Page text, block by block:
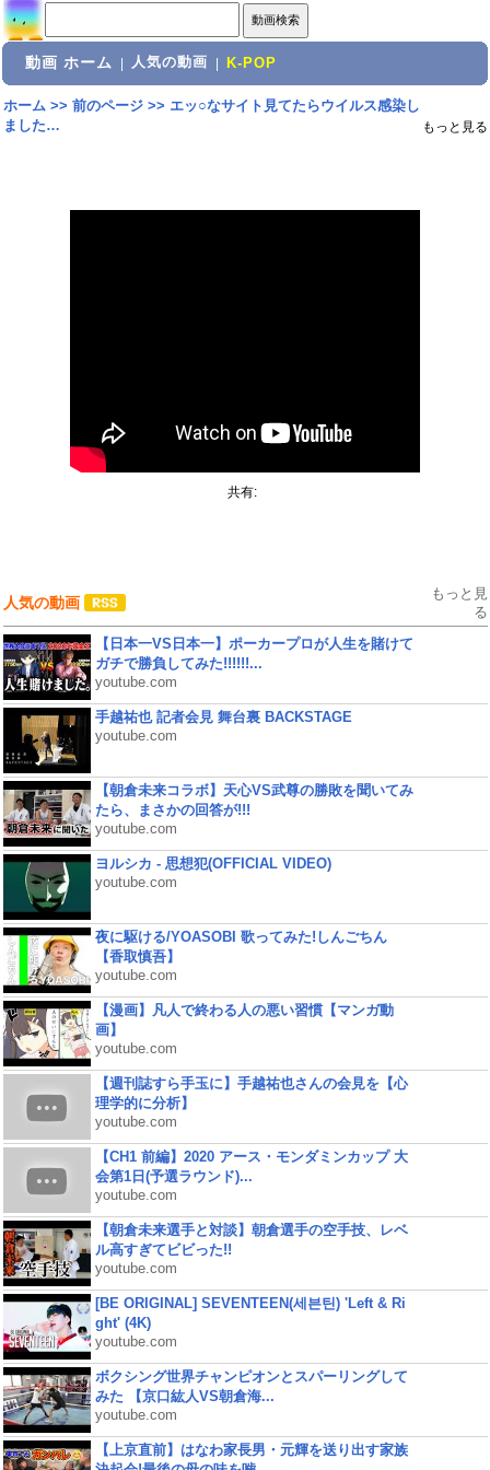
動画 ホーム 人気の動画 K-POP
ホーム>> 前のページ>> エッ○なサイト見てたらウイルス感染し
ました…
もっと見る
共有:
人気の動画
もっと見
る
【日本一VS日本一】ポーカープロが人生を賭けて
ガチで勝負してみた!!!!!!...
youtube.com
手越祐也 記者会見 舞台裏 BACKSTAGE
youtube.com
【朝倉未来コラボ】天心VS武尊の勝敗を聞いてみ
たら、まさかの回答が!!!
youtube.com
ヨルシカ - 思想犯(OFFICIAL VIDEO)
youtube.com
夜に駆ける/YOASOBI 歌ってみた!しんごちん
【香取慎吾】
youtube.com
【漫画】凡人で終わる人の悪い習慣【マンガ動
画】
youtube.com
【週刊誌すら手玉に】手越祐也さんの会見を【心
理学的に分析】
youtube.com
【CH1 前編】2020 アース・モンダミンカップ 大
会第1日(予選ラウンド)...
youtube.com
【朝倉未来選手と対談】朝倉選手の空手技、レベ
ル高すぎてビビった!!
youtube.com
[BE ORIGINAL] SEVENTEEN(세븐틴) 'Left & Ri
ght' (4K)
youtube.com
ボクシング世界チャンピオンとスパーリングして
みた 【京口紘人VS朝倉海...
youtube.com
【上京直前】はなわ家長男・元輝を送り出す家族